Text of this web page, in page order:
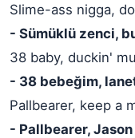
Slime-ass nigga,
- Sümüklü zenci,
38 baby, duckin'
- 38 bebeğim,
Pallbearer, keep a
- Pallbearer,